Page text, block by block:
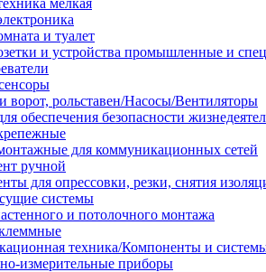
мелкая
и туалет
и устройства промышленные и
ворот, рольставен/Насосы/Вентиляторы
обеспечения безопасности
для коммуникационных сетей
ручной
для опрессовки, резки, снятия
системы
и потолочного монтажа
техника/Компоненты и
измерительные приборы